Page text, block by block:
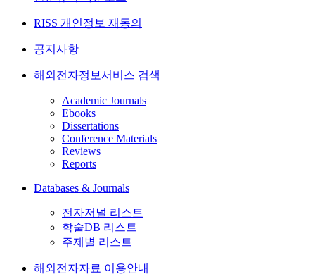
RISS 개인정보 재동의
공지사항
해외전자정보서비스 검색
Academic Journals
Ebooks
Dissertations
Conference Materials
Reviews
Reports
Databases & Journals
전자저널 리스트
학술DB 리스트
주제별 리스트
해외전자자료 이용안내